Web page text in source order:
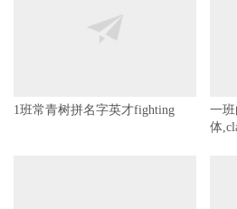
1班常青树拼名字英才fighting
一
体